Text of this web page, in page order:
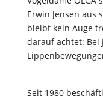
Erwin Jensen aus
bleibt kein Auge
darauf achtet: Bei
Seit 1980